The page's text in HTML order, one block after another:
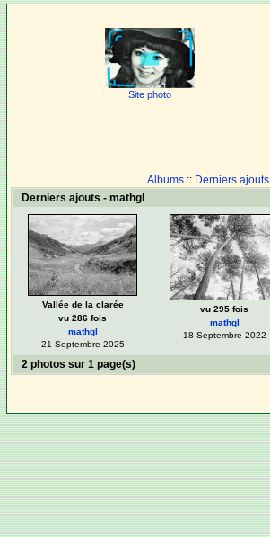
Site photo
Albums :: Derniers ajouts
Derniers ajouts - mathgl
Vallée de la clarée
vu 286 fois
mathgl
21 Septembre 2025
vu 295 fois
mathgl
18 Septembre 2022
2 photos sur 1 page(s)